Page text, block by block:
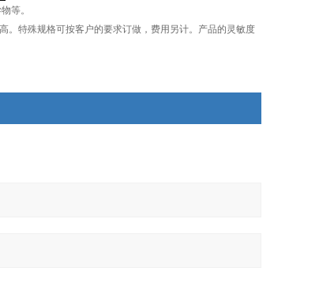
等。
。特殊规格可按客户的要求订做，费用另计。产品的灵敏度